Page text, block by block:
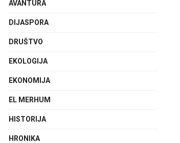
AVANTURA
DIJASPORA
DRUŠTVO
EKOLOGIJA
EKONOMIJA
EL MERHUM
HISTORIJA
HRONIKA